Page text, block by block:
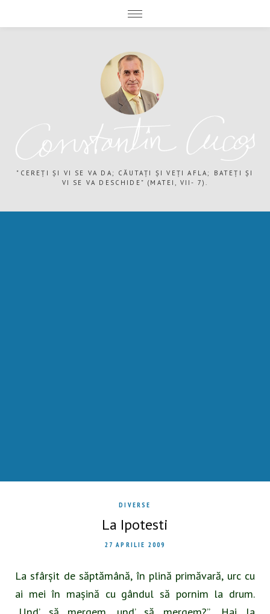
"CEREȚI ȘI VI SE VA DA; CĂUTAȚI ȘI VEȚI AFLA; BATEȚI ȘI
VI SE VA DESCHIDE" (MATEI, VII- 7).
DIVERSE
La Ipotesti
27 APRILIE 2009
La sfârșit de săptămână, în plină primăvară, urc cu
ai mei în mașină cu gândul să pornim la drum.